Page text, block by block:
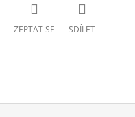
ZEPTAT SE SDÍLET